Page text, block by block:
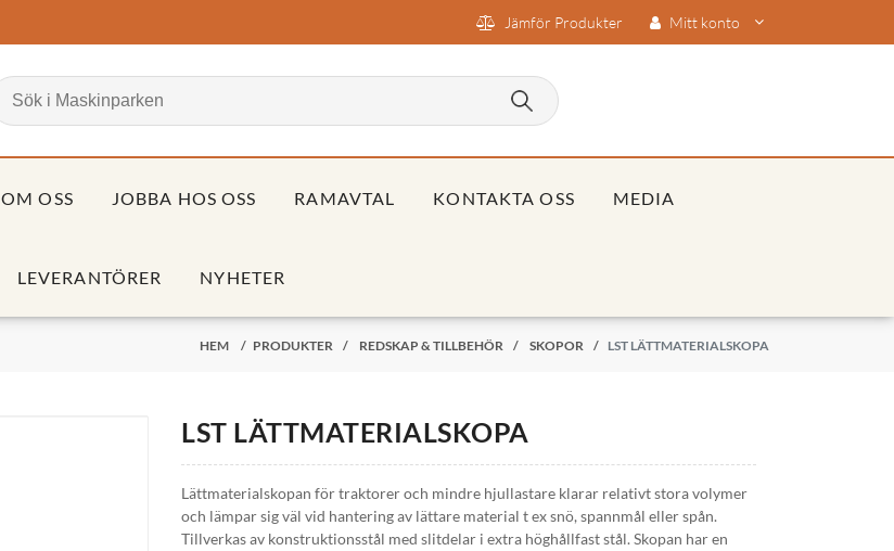
Jämför Produkter Mitt konto
OM OSS JOBBA HOS OSS RAMAVTAL KONTAKTA OSS MEDIA
LEVERANTÖRER NYHETER
HEM / PRODUKTER / REDSKAP & TILLBEHÖR / SKOPOR / LST LÄTTMATERIALSKOPA
LST LÄTTMATERIALSKOPA
Lättmaterialskopan för traktorer och mindre hjullastare klarar relativt stora volymer
och lämpar sig väl vid hantering av lättare material t ex snö, spannmål eller spån.
Tillverkas av konstruktionsstål med slitdelar i extra höghållfast stål. Skopan har en